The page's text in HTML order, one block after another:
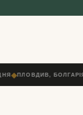
◆ПЛОВДИВ,